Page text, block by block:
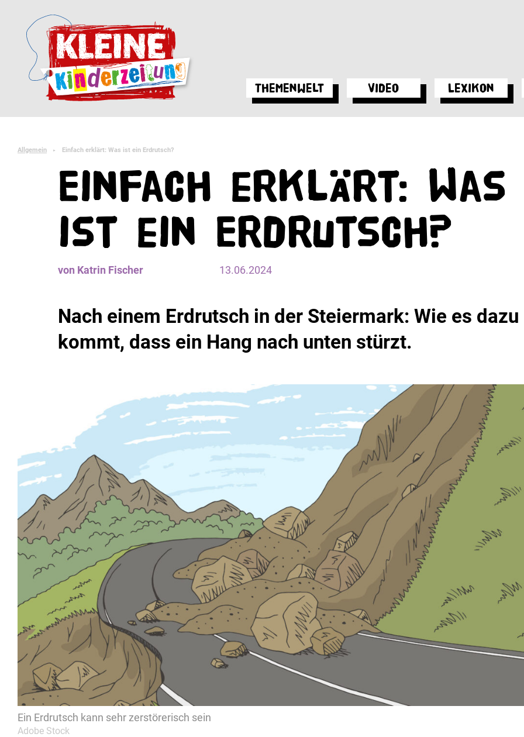
Themenwelt Video Lexikon
Allgemein ► Einfach erklärt: Was ist ein Erdrutsch?
Einfach erklärt: Was
ist ein Erdrutsch?
von Katrin Fischer 13.06.2024
Nach einem Erdrutsch in der Steiermark: Wie es dazu
kommt, dass ein Hang nach unten stürzt.
Ein Erdrutsch kann sehr zerstörerisch sein
Adobe Stock